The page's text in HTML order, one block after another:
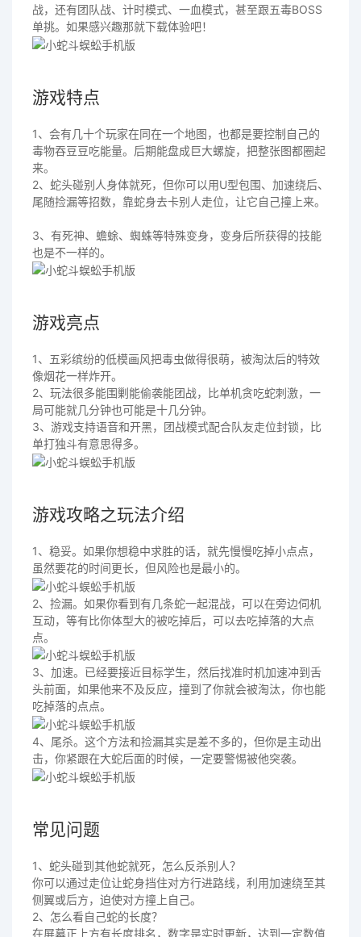
战，还有团队战、计时模式、一血模式，甚至跟五毒BOSS
单挑。如果感兴趣那就下载体验吧！
游戏特点
1、会有几十个玩家在同在一个地图，也都是要控制自己的
毒物吞豆豆吃能量。后期能盘成巨大螺旋，把整张图都圈起
来。
2、蛇头碰别人身体就死，但你可以用U型包围、加速绕后、
尾随捡漏等招数，靠蛇身去卡别人走位，让它自己撞上来。
3、有死神、蟾蜍、蜘蛛等特殊变身，变身后所获得的技能
也是不一样的。
游戏亮点
1、五彩缤纷的低模画风把毒虫做得很萌，被淘汰后的特效
像烟花一样炸开。
2、玩法很多能围剿能偷袭能团战，比单机贪吃蛇刺激，一
局可能就几分钟也可能是十几分钟。
3、游戏支持语音和开黑，团战模式配合队友走位封锁，比
单打独斗有意思得多。
游戏攻略之玩法介绍
1、稳妥。如果你想稳中求胜的话，就先慢慢吃掉小点点，
虽然要花的时间更长，但风险也是最小的。
2、捡漏。如果你看到有几条蛇一起混战，可以在旁边伺机
互动，等有比你体型大的被吃掉后，可以去吃掉落的大点
点。
3、加速。已经要接近目标学生，然后找准时机加速冲到舌
头前面，如果他来不及反应，撞到了你就会被淘汰，你也能
吃掉落的点点。
4、尾杀。这个方法和捡漏其实是差不多的，但你是主动出
击，你紧跟在大蛇后面的时候，一定要警惕被他突袭。
常见问题
1、蛇头碰到其他蛇就死，怎么反杀别人？
你可以通过走位让蛇身挡住对方行进路线，利用加速绕至其
侧翼或后方，迫使对方撞上自己。
2、怎么看自己蛇的长度？
在屏幕正上方有长度排名，数字是实时更新，达到一定数值